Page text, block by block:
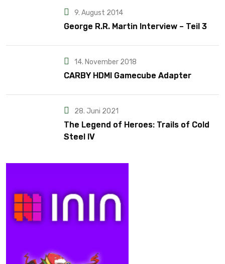
9. August 2014
George R.R. Martin Interview – Teil 3
14. November 2018
CARBY HDMI Gamecube Adapter
28. Juni 2021
The Legend of Heroes: Trails of Cold
Steel IV